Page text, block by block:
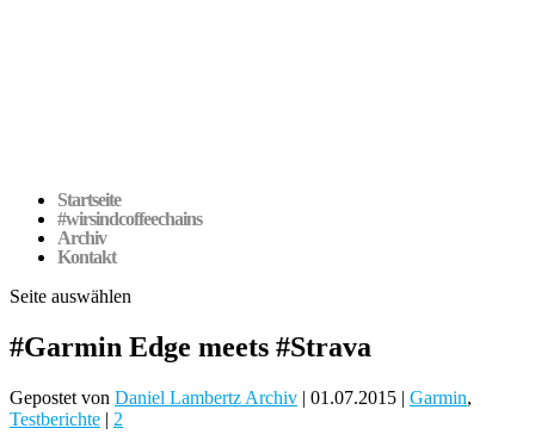
Startseite
#wirsindcoffeechains
Archiv
Kontakt
Seite auswählen
#Garmin Edge meets #Strava
Gepostet von Daniel Lambertz Archiv | 01.07.2015 | Garmin,
Testberichte | 2